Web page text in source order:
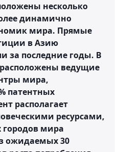
несколько
динамично
мира. Прямые
в Азию
за последние годы. В
ведущие
мира,
патентных
располагает
ресурсами,
городов мира
ожидаемых 30